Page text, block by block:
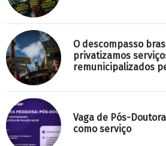
O descompasso
privatizamos
remunicipalizados
Vaga de Pós-
como serviço